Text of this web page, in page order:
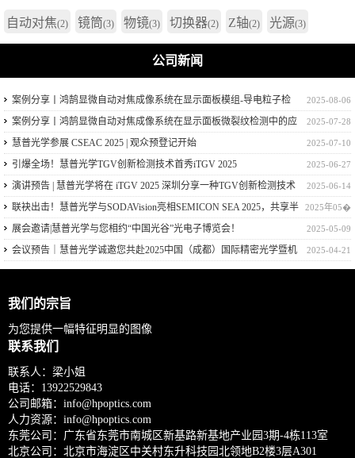
自动对焦(2) 镜筒(3) 物镜(3) 切换器(2) Z轴(2) 光源(3)
公司新闻
2025-08-06
案例分享丨鸿鹄显微自动对焦成像系统在显示面板模组-导电粒子检
测中的应用
2025-07-28
案例分享丨鸿鹄显微自动对焦成像系统在显示面板微裂纹检测中的应
用
2025-07-10
慧普光学参展 CSEAC 2025 | 观众预登记开始
2025-06-27
引爆全场！慧普光学TGV创新检测技术首秀iTGV 2025
2025-06-14
演讲预告 | 慧普光学将在 iTGV 2025 深圳分享一种TGV创新检测技术
2025年05�
联袂出击！慧普光学与SODAVision亮相SEMICON SEA 2025，共享半
导体量检测技术
2025-05-09
展会邀请|慧普光学与您相约“中国光谷”光电子博览会！
2025-04-21
会议预告｜慧普光学诚邀您共赴2025中国（成都）国际精密光学暨机
器视觉技术应用大会！
我们的宗旨
为您提供一幅特征明显的图像
联系我们
联系人：梁小姐
电话： 13922529843
公司邮箱： info@hpoptics.com
人力资源： info@hpoptics.com
东莞公司：广东省东莞市南城区新基路新基地产业园3期-4栋113室
北京公司：北京市海淀区中关村东升科技园北领地B2楼3层A301